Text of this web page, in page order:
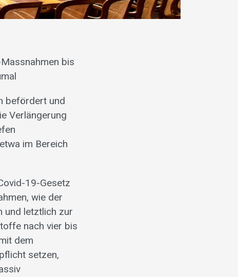
bis
befördert und
Verlängerung
im Bereich
19-Gesetz
wie der
und letztlich zur
nach vier bis
dem
setzen,